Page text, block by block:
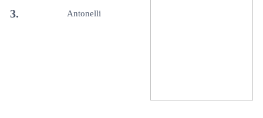
3. Antonelli